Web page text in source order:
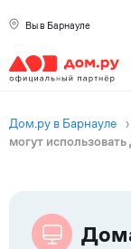
Вы в Барнауле
Дом.ру в Барнауле ›
могут